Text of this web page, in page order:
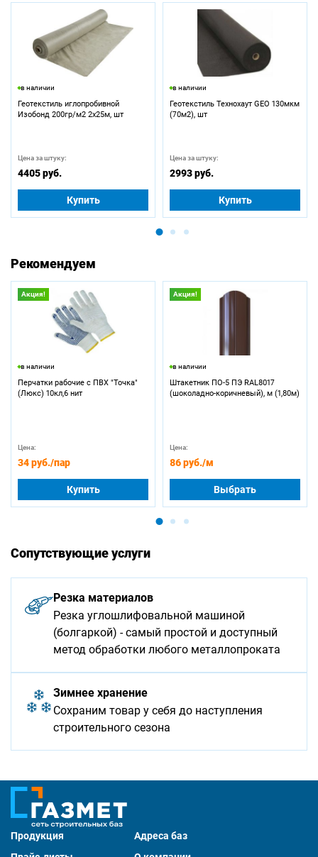
в наличии
Геотекстиль иглопробивной
Изобонд 200гр/м2 2х25м, шт
Цена за штуку:
4405 руб.
Купить
в наличии
Геотекстиль Технохаут GEO 130мкм
(70м2), шт
Цена за штуку:
2993 руб.
Купить
Рекомендуем
Акция!
в наличии
Перчатки рабочие с ПВХ "Точка"
(Люкс) 10кл,6 нит
Цена:
34 руб./пар
Купить
Акция!
в наличии
Штакетник ПО-5 ПЭ RAL8017
(шоколадно-коричневый), м (1,80м)
Цена:
86 руб./м
Выбрать
Сопутствующие услуги
Резка материалов
Резка углошлифовальной машиной
(болгаркой) - самый простой и доступный
метод обработки любого металлопроката
Зимнее хранение
Сохраним товар у себя до наступления
строительного сезона
Продукция
Адреса баз